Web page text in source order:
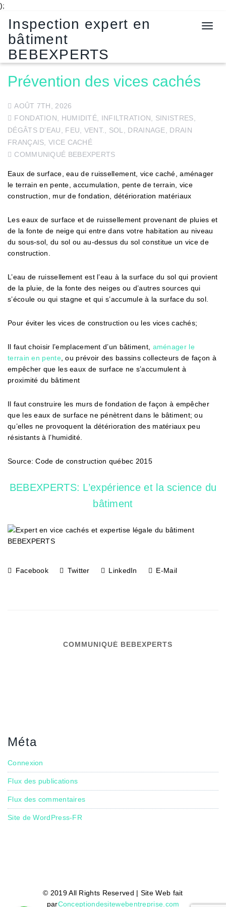
);
T
i
Inspection expert en
bâtiment
BEBEXPERTS
Prévention des vices cachés
AOÛT 7TH, 2026
FONDATION
HUMIDITÉ INFILTRATION
SINISTRES,
DÉGÂTS D'EAU, FEU, VENT.
SOL, DRAINAGE, DRAIN
FRANÇAIS ,VICE CACHÉ
COMMUNIQUÉ BEBEXPERTS
Eaux de surface, eau de ruissellement, vice caché, aménager
le terrain en pente, accumulation, pente de terrain, vice
construction, mur de fondation, détérioration matériaux
Les eaux de surface et de ruissellement provenant de pluies et
de la fonte de neige qui entre dans votre habitation au niveau
du sous-sol, du sol ou au-dessus du sol constitue un vice de
construction.
L’eau de ruissellement est l’eau à la surface du sol qui provient
de la pluie, de la fonte des neiges ou d’autres sources qui
s’écoule ou qui stagne et qui s’accumule à la surface du sol.
Pour éviter les vices de construction ou les vices cachés;
Il faut choisir l’emplacement d’un bâtiment, aménager le
terrain en pente, ou prévoir des bassins collecteurs de façon à
empêcher que les eaux de surface ne s’accumulent à
proximité du bâtiment
Il faut construire les murs de fondation de façon à empêcher
que les eaux de surface ne pénètrent dans le bâtiment; ou
qu’elles ne provoquent la détérioration des matériaux peu
résistants à l’humidité.
Source: Code de construction québec 2015
BEBEXPERTS: L’expérience et la science du
bâtiment
Facebook Twitter LinkedIn E-Mail
COMMUNIQUÉ BEBEXPERTS
Méta
Connexion
Flux des publications
Flux des commentaires
Site de WordPress-FR
© 2019 All Rights Reserved | Site Web fait
parConceptiondesitewebentreprise.com